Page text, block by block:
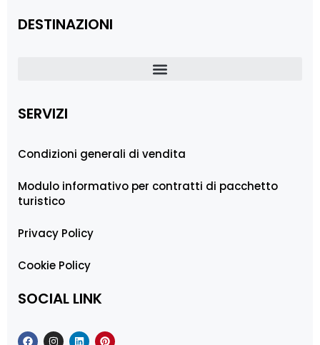
DESTINAZIONI
SERVIZI
Condizioni generali di vendita
Modulo informativo per contratti di pacchetto
turistico
Privacy Policy
Cookie Policy
SOCIAL LINK